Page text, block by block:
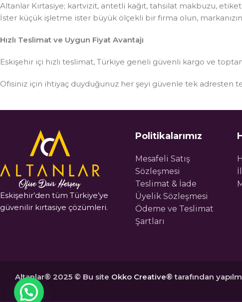
Altanlar Kırtasiye; kartvizit, antetli kağıt, tahsilat makbuzu,
İster küçük işletme ister büyük ölçekli bir firma olun,
Hızlı Teslimat ve Uygun Fiyat Avantajı
Eskişehir içi hızlı teslimat, Türkiye geneli güvenli kargo ve
Ofisiniz için ihtiyaç duyduğunuz her şeyi güvenle tek adresten
Eskişehir’den tüm Türkiye’ye
güvenilir kırtasiye çözümleri.
Politikalarımız
Mesafeli Satış
Sözleşmesi
Teslimat & İade
Üyelik Sözleşmesi
Ödeme ve Teslimat
Şartları
Altanlar® 2025 © Bu site Okko Creative® tarafından